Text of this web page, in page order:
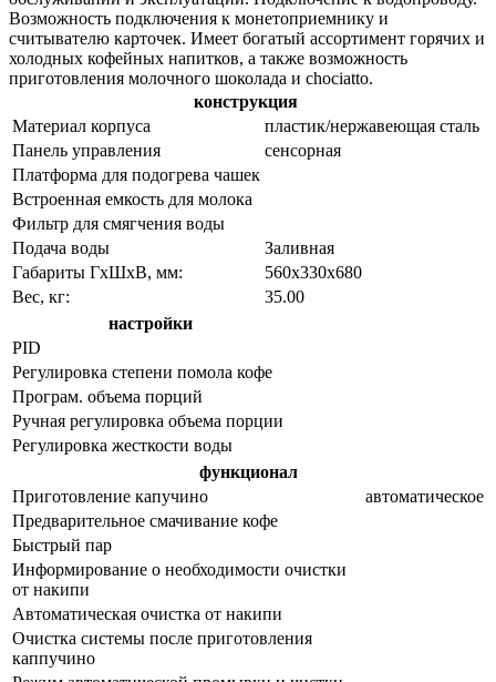
Возможность подключения к монетоприемнику и
считывателю карточек. Имеет богатый ассортимент горячих и
холодных кофейных напитков, а также возможность
приготовления молочного шоколада и chociatto.
конструкция
Материал корпуса
пластик/нержавеющая сталь
Панель управления
сенсорная
Платформа для подогрева чашек
Встроенная емкость для молока
Фильтр для смягчения воды
Подача воды
Заливная
Габариты ГхШхВ, мм:
560х330х680
Вес, кг:
35.00
настройки
PID
Регулировка степени помола кофе
Програм. объема порций
Ручная регулировка объема порции
Регулировка жесткости воды
функционал
Приготовление капучино
автоматическое
Предварительное смачивание кофе
Быстрый пар
Информирование о необходимости очистки
от накипи
Автоматическая очистка от накипи
Очистка системы после приготовления
каппучино